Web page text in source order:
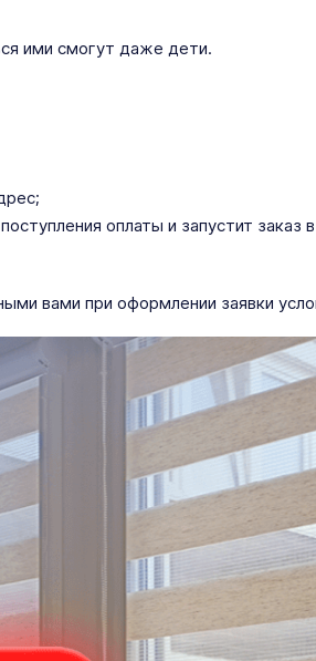
ими смогут даже дети.
оплаты и запустит заказ
вами при оформлении заявки